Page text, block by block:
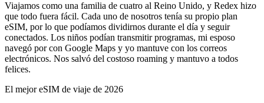
Viajamos como una familia de cuatro al Reino Unido, y Redex hizo
que todo fuera fácil. Cada uno de nosotros tenía su propio plan
eSIM, por lo que podíamos dividirnos durante el día y seguir
conectados. Los niños podían transmitir programas, mi esposo
navegó por con Google Maps y yo mantuve con los correos
electrónicos. Nos salvó del costoso roaming y mantuvo a todos
felices.
El mejor eSIM de viaje de 2026